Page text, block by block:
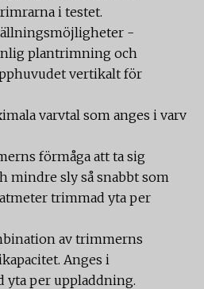
i testet.
-
plantrimning och
vertikalt för
varvtal som anges i varv
förmåga att ta sig
mindre sly så snabbt som
trimmad yta per
av trimmerns
Anges i
yta per uppladdning.